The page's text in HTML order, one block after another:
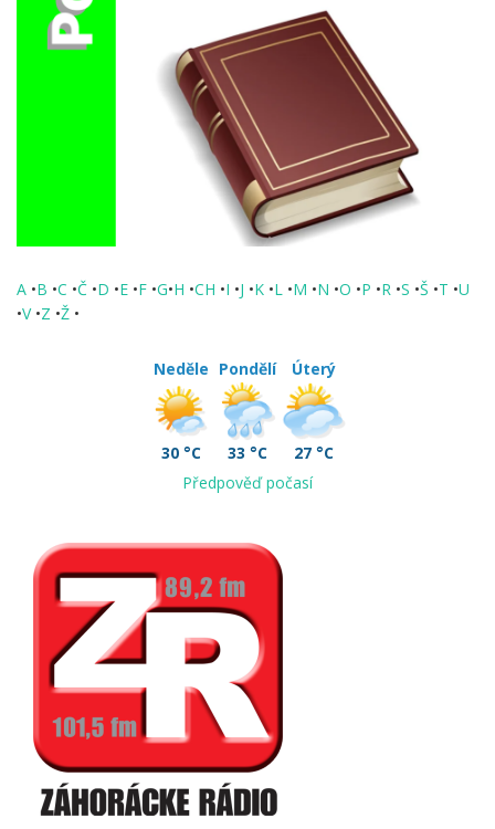
A •B •C •Č •D •E •F •G•H •CH •I •J •K •L •M •N •O •P •R •S •Š •T •U
•V •Z •Ž •
Neděle
30 °C
Pondělí
33 °C
Úterý
27 °C
Předpověď počasí